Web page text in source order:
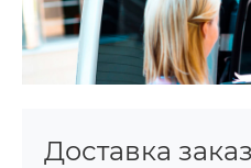
Доставка